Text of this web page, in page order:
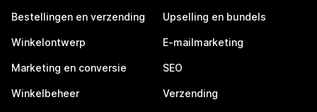
Bestellingen en verzending
Winkelontwerp
Marketing en conversie
Winkelbeheer
Upselling en bundels
E-mailmarketing
SEO
Verzending